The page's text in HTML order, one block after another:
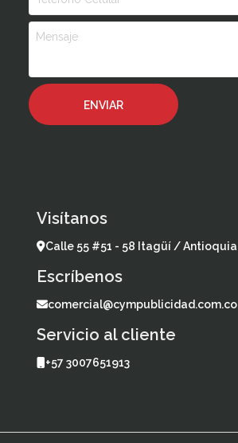
Visítanos
Calle 55 #51 - 58 Itagüí / Antioquia
Escríbenos
comercial@cympublicidad.com.co
Servicio al cliente
+57 3007651913